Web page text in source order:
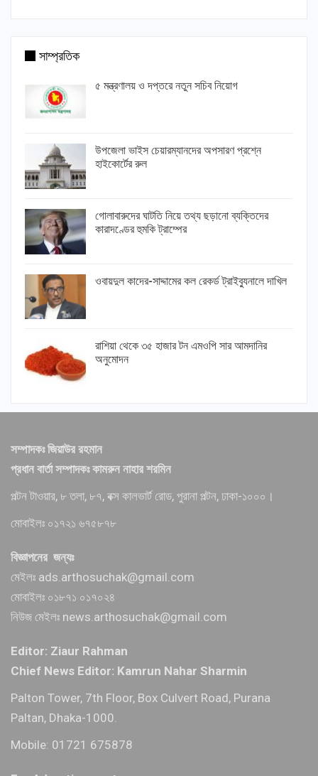
সাম্প্রতিক
৫ মন্ত্রণালয় ও দপ্তরে নতুন সচিব নিয়োগ
উপজেলা ভাইস চেয়ারম্যানদের অপসারণ প্রশ্নে
হাইকোর্টের রুল
গোলাবারুদের ঘাটতি নিয়ে তথ্য ছড়ানো ব্যক্তিদের
কারাদণ্ডের হুমকি ট্রাম্পের
ওবায়দুল কাদের-সাদ্দামের কল রেকর্ড ট্রাইব্যুনালে দাখিল
রাশিয়া থেকে ৩৫ হাজার টন এমওপি সার আমদানির
অনুমোদন
সম্পাদকঃ জিয়াউর রহমান
প্রধান বার্তা সম্পাদকঃ কামরুন নাহার শরমিন
পল্টন টাওয়ার, ৮ তলা, ৮৭, বক্স কালভার্ট রোড, পুরানা পল্টন, ঢাকা-১০০০।
মোবাইলঃ ০১৭২১ ৬৭৫৮৭৮
বিজ্ঞাপনের জন্যঃ
মেইলঃ ads.arthosuchak@gmail.com
মোবাইলঃ ০১৮৭১ ০১৭০২৪
নিউজ মেইলঃ news.arthosuchak@gmail.com
Editor: Ziaur Rahman
Chief News Editor: Kamrun Nahar Sharmin
Palton Tower, 7th Floor, Box Culvert Road, Purana
Paltan, Dhaka-1000.
Mobile: 01721 675878